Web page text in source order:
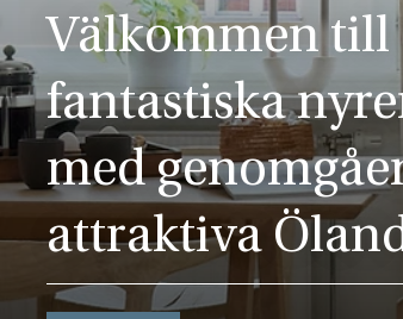
Välkommen till
fantastiska
med
attraktiva